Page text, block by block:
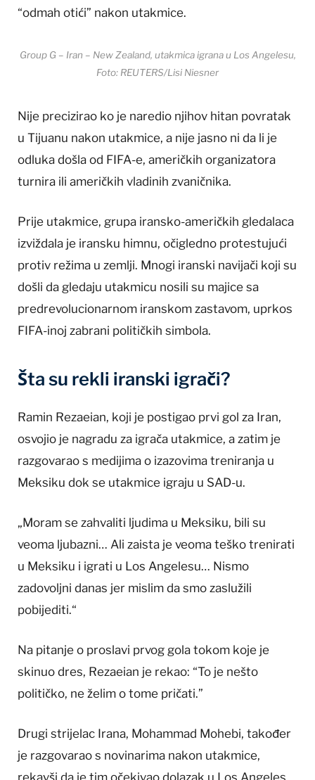
“odmah otići” nakon utakmice.
Group G – Iran – New Zealand, utakmica igrana u Los Angelesu,
Foto: REUTERS/Lisi Niesner
Nije precizirao ko je naredio njihov hitan povratak
u Tijuanu nakon utakmice, a nije jasno ni da li je
odluka došla od FIFA-e, američkih organizatora
turnira ili američkih vladinih zvaničnika.
Prije utakmice, grupa iransko-američkih gledalaca
izviždala je iransku himnu, očigledno protestujući
protiv režima u zemlji. Mnogi iranski navijači koji su
došli da gledaju utakmicu nosili su majice sa
predrevolucionarnom iranskom zastavom, uprkos
FIFA-inoj zabrani političkih simbola.
Šta su rekli iranski igrači?
Ramin Rezaeian, koji je postigao prvi gol za Iran,
osvojio je nagradu za igrača utakmice, a zatim je
razgovarao s medijima o izazovima treniranja u
Meksiku dok se utakmice igraju u SAD-u.
„Moram se zahvaliti ljudima u Meksiku, bili su
veoma ljubazni… Ali zaista je veoma teško trenirati
u Meksiku i igrati u Los Angelesu… Nismo
zadovoljni danas jer mislim da smo zaslužili
pobijediti.“
Na pitanje o proslavi prvog gola tokom koje je
skinuo dres, Rezaeian je rekao: “To je nešto
političko, ne želim o tome pričati.”
Drugi strijelac Irana, Mohammad Mohebi, također
je razgovarao s novinarima nakon utakmice,